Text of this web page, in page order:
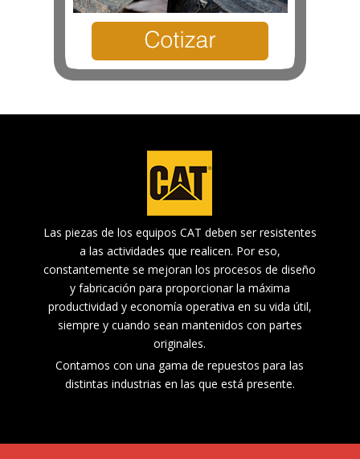
Las piezas de los equipos CAT deben ser resistentes
a las actividades que realicen. Por eso,
constantemente se mejoran los procesos de diseño
y fabricación para proporcionar la máxima
productividad y economía operativa en su vida útil,
siempre y cuando sean mantenidos con partes
originales.
Contamos con una gama de repuestos para las
distintas industrias en las que está presente.